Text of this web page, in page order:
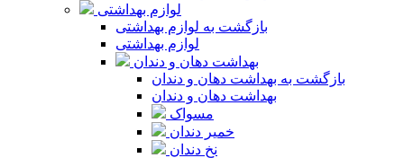
لوازم بهداشتی
بازگشت به لوازم بهداشتی
لوازم بهداشتی
بهداشت دهان و دندان
بازگشت به بهداشت دهان و دندان
بهداشت دهان و دندان
مسواک
خمیر دندان
نخ دندان